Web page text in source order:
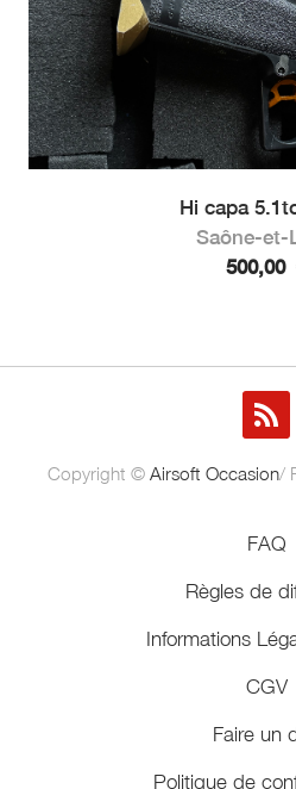
Hi capa
Saône-et-
500,00
Copyright © Airsoft Occasion/
FAQ
Règles de
Informations
CGV
Faire un
Politique de